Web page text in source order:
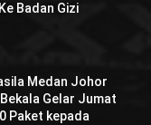
Badan Gizi
Medan Johor
Gelar Jumat
Paket kepada